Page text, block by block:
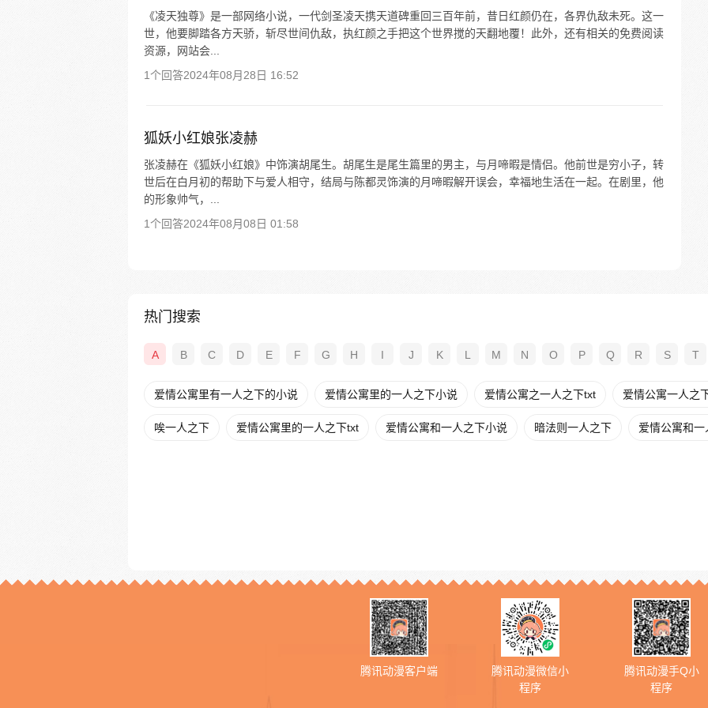
《凌天独尊》是一部网络小说，一代剑圣凌天携天道碑重回三百年前，昔日红颜仍在，各界仇敌未死。这一
世，他要脚踏各方天骄，斩尽世间仇敌，执红颜之手把这个世界搅的天翻地覆！此外，还有相关的免费阅读
资源，网站会...
1个回答2024年08月28日 16:52
狐妖小红娘张凌赫
张凌赫在《狐妖小红娘》中饰演胡尾生。胡尾生是尾生篇里的男主，与月啼暇是情侣。他前世是穷小子，转
世后在白月初的帮助下与爱人相守，结局与陈都灵饰演的月啼暇解开误会，幸福地生活在一起。在剧里，他
的形象帅气，...
1个回答2024年08月08日 01:58
热门搜索
A B C D E F G H I J K L M N O P Q R S T
爱情公寓里有一人之下的小说 爱情公寓里的一人之下小说 爱情公寓之一人之下txt 爱情公寓一人之
唉一人之下 爱情公寓里的一人之下txt 爱情公寓和一人之下小说 暗法则一人之下 爱情公寓和
腾讯动漫客户端
腾讯动漫微信小
程序
腾讯动漫手Q小
程序